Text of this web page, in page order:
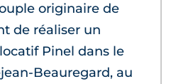
originaire de
de réaliser un
Pinel dans le
Beauregard, au